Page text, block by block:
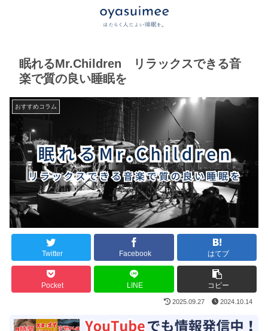
眠れるMr.Children リラックスできる音
楽で質の良い睡眠を
おすすめコラム
Twitter Facebook はてブ
Pocket LINE コピー
2025.09.27 2024.10.14